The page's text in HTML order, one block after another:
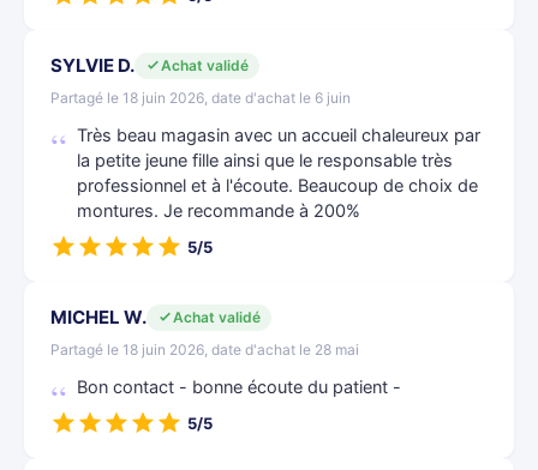
SYLVIE D.
Achat validé
Partagé le 18 juin 2026, date d'achat le 6 juin
Très beau magasin avec un accueil chaleureux par
la petite jeune fille ainsi que le responsable très
professionnel et à l'écoute. Beaucoup de choix de
montures. Je recommande à 200%
5/5
MICHEL W.
Achat validé
Partagé le 18 juin 2026, date d'achat le 28 mai
Bon contact - bonne écoute du patient -
5/5